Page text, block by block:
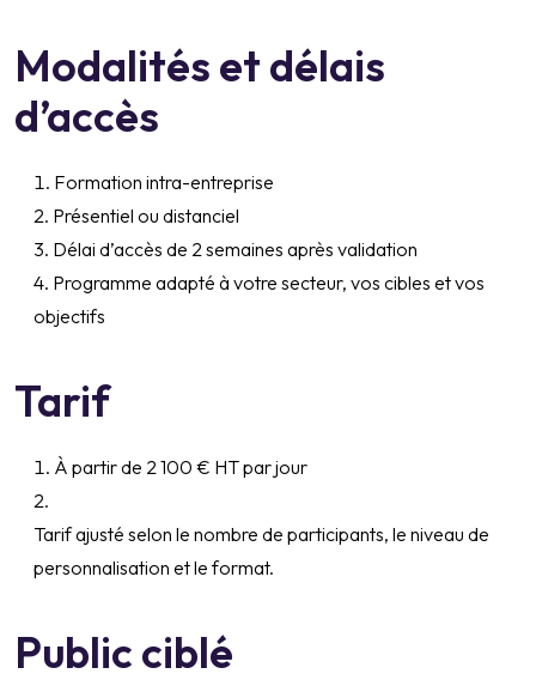
Modalités et délais
d’accès
Formation intra-entreprise
Présentiel ou distanciel
Délai d’accès de 2 semaines après validation
Programme adapté à votre secteur, vos cibles et vos
objectifs
Tarif
À partir de 2 100 € HT par jour
Tarif ajusté selon le nombre de participants, le niveau de
personnalisation et le format.
Public ciblé